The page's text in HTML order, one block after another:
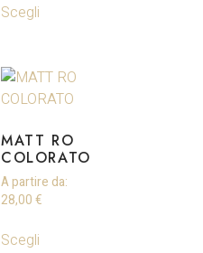
Scegli
MATT RO
COLORATO
A partire da:
28,00 €
Scegli